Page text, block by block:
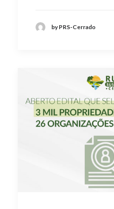
by PRS-Cerrado